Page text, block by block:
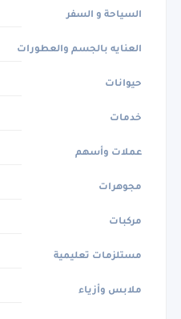
السياحة و السفر
العنايه بالجسم والعطورات
حيوانات
خدمات
عملات وأسهم
مجوهرات
مركبات
مستلزمات تعليمية
ملابس وأزياء